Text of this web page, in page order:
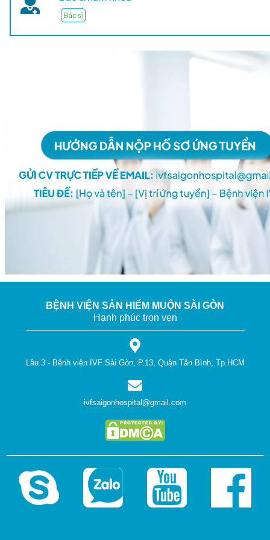
Bác sĩ
BỆNH VIỆN SẢN HIẾM MUỘN SÀI GÒN
Hạnh phúc trọn vẹn
Lầu 3 - Bệnh viện IVF Sài Gòn, P.13, Quận Tân Bình, Tp.HCM
ivfsaigonhospital@gmail.com